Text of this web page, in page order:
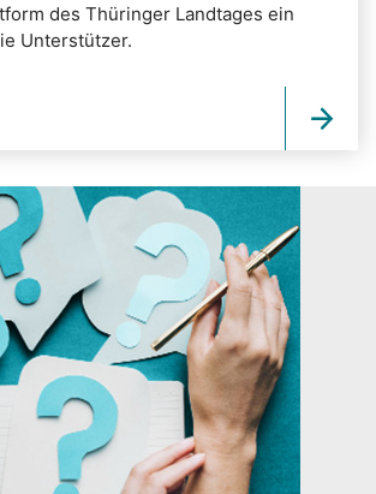
des Thüringer Landtages ein
Unterstützer.